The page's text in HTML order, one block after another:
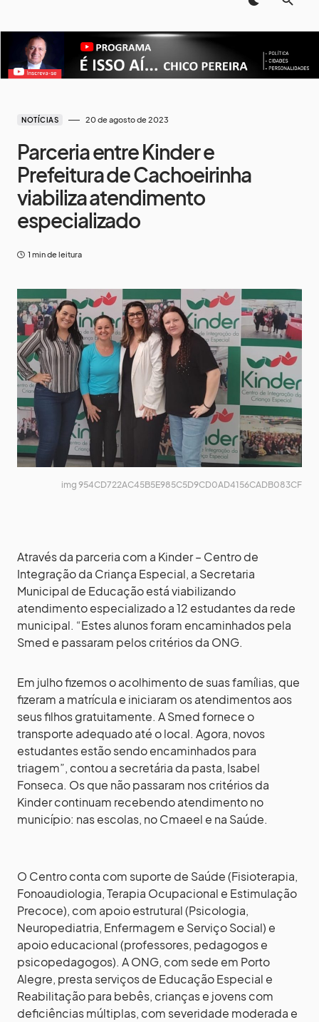
NOTÍCIAS 20 de agosto de 2023
Parceria entre Kinder e
Prefeitura de Cachoeirinha
viabiliza atendimento
especializado
1 min de leitura
img 954CD722AC45B5E985C5D9CD0AD4156CADB083CF
Através da parceria com a Kinder – Centro de
Integração da Criança Especial, a Secretaria
Municipal de Educação está viabilizando
atendimento especializado a 12 estudantes da rede
municipal. “Estes alunos foram encaminhados pela
Smed e passaram pelos critérios da ONG.
Em julho fizemos o acolhimento de suas famílias, que
fizeram a matrícula e iniciaram os atendimentos aos
seus filhos gratuitamente. A Smed fornece o
transporte adequado até o local. Agora, novos
estudantes estão sendo encaminhados para
triagem”, contou a secretária da pasta, Isabel
Fonseca. Os que não passaram nos critérios da
Kinder continuam recebendo atendimento no
município: nas escolas, no Cmaeel e na Saúde.
O Centro conta com suporte de Saúde (Fisioterapia,
Fonoaudiologia, Terapia Ocupacional e Estimulação
Precoce), com apoio estrutural (Psicologia,
Neuropediatria, Enfermagem e Serviço Social) e
apoio educacional (professores, pedagogos e
psicopedagogos). A ONG, com sede em Porto
Alegre, presta serviços de Educação Especial e
Reabilitação para bebês, crianças e jovens com
deficiências múltiplas, com severidade moderada e